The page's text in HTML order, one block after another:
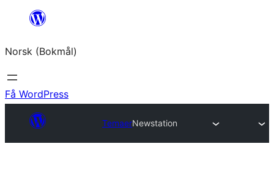
Hopp
innhold
Norsk (Bokmål)
Få WordPress
TemaerNewstation